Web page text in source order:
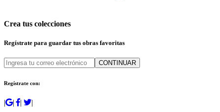
Crea tus colecciones
Regístrate para guardar tus obras favoritas
CONTINUAR
Regístrate con:
| | | |